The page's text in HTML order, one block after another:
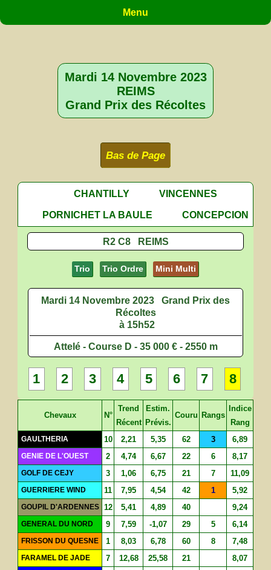
Menu
Mardi 14 Novembre 2023
REIMS
Grand Prix des Récoltes
Bas de Page
CHANTILLY
VINCENNES
PORNICHET LA BAULE
CONCEPCION
R2 C8 REIMS
Trio Trio Ordre Mini Multi
Mardi 14 Novembre 2023
Grand Prix des
Récoltes
à 15h52
Attelé - Course D - 35 000 € - 2550 m
1 2 3 4 5 6 7 8
Chevaux N°
Trend
Récent
Estim.
Prévis.
Couru Rangs
Indice
Rang
GAULTHERIA 10 2,21 5,35 62 3 6,89
GENIE DE L'OUEST 2 4,74 6,67 22 6 8,17
GOLF DE CEJY 3 1,06 6,75 21 7 11,09
GUERRIERE WIND 11 7,95 4,54 42 1 5,92
GOUPIL D'ARDENNES 12 5,41 4,89 40 9,24
GENERAL DU NORD 9 7,59 -1,07 29 5 6,14
FRISSON DU QUESNE 1 8,03 6,78 60 8 7,48
FARAMEL DE JADE 7 12,68 25,58 21 8,07